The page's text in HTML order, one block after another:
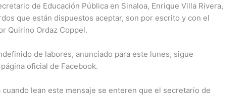
de Educación Pública en Sinaloa, Enrique Villa Rivera,
que están dispuestos aceptar, son por escrito y con el
Quirino Ordaz Coppel.
de labores, anunciado para este lunes, sigue
oficial de Facebook.
cuando lean este mensaje se enteren que el secretario de